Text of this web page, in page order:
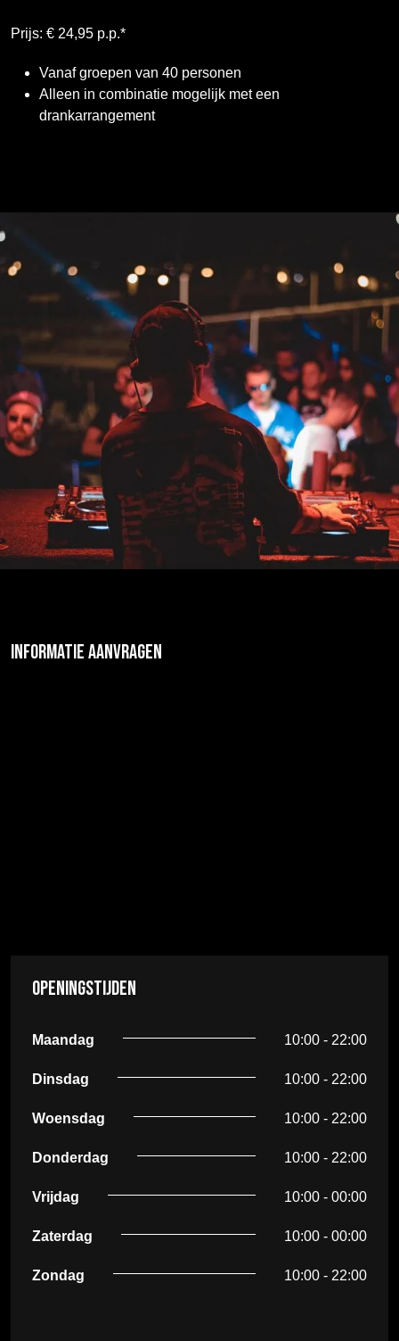
Prijs: € 24,95 p.p.*
Vanaf groepen van 40 personen
Alleen in combinatie mogelijk met een
drankarrangement
Informatie aanvragen
Openingstijden
Maandag 10:00 - 22:00
Dinsdag 10:00 - 22:00
Woensdag 10:00 - 22:00
Donderdag 10:00 - 22:00
Vrijdag 10:00 - 00:00
Zaterdag 10:00 - 00:00
Zondag 10:00 - 22:00